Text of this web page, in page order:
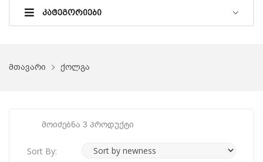
ᲙᲐᲢᲔᲒᲝᲠᲘᲔᲑᲘ
მთავარი ქოლგა
Მოიძებნა 3 Პროდუქტი
Sort By: